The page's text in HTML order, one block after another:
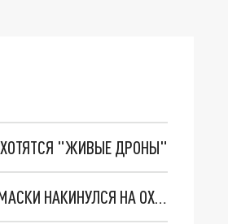
"ЖИВЫЕ ДРОНЫ"
В САНКТ-ПЕТЕРБУРГЕ НА ГРАЖДАНСКОМ ПРОСПЕКТЕ МУЖЧИНА БЕЗ МАСКИ НАКИНУЛСЯ НА ОХРАННИКА ТЦ